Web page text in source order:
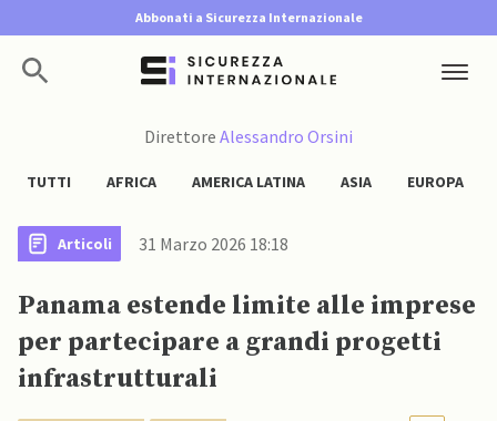
Abbonati a Sicurezza Internazionale
Direttore Alessandro Orsini
TUTTI AFRICA AMERICA LATINA ASIA EUROPA
Articoli 31 Marzo 2026 18:18
Panama estende limite alle imprese
per partecipare a grandi progetti
infrastrutturali